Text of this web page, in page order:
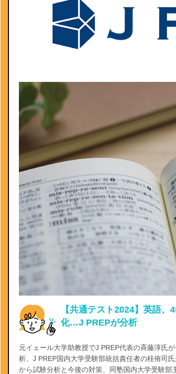
【共通テスト2024】英語
化…J PREPが分析
元イェール大学助教授でJ PREP代表の斉藤淳氏
析、J PREP国内大学受験部統括責任者の桂侑司
から試験分析と今後の対策、同塾国内大学受験